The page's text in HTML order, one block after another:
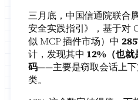
三月底，中国信通院联合
安全实践指引》，基于对
似 MCP 插件市场）中
计，发现其中 12%（也就
码——主要是窃取会话上
类。